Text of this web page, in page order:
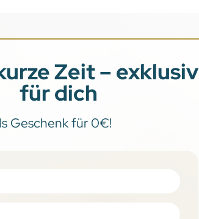
Zeit – exklusiv
für dich
Geschenk für 0€!